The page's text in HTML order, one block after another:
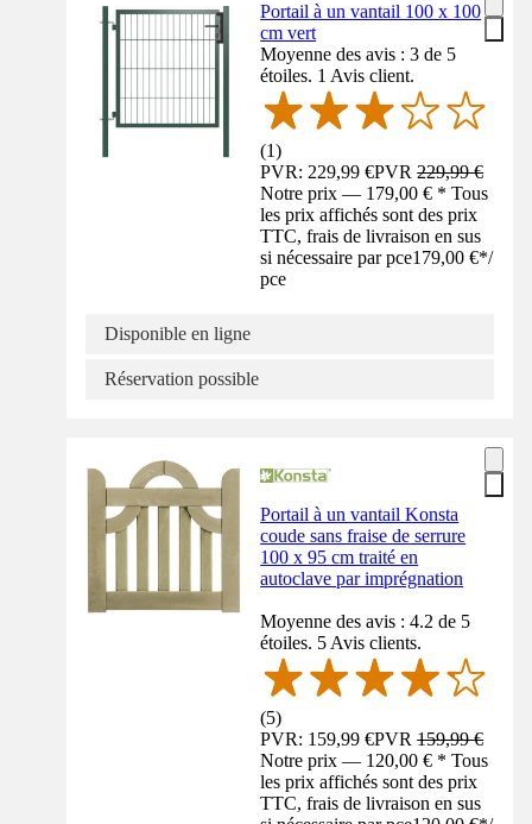
Portail à un vantail 100 x 100
cm vert
Moyenne des avis : 3 de 5
étoiles. 1 Avis client.
(1)
PVR: 229,99 €PVR229,99 €
Notre prix — 179,00 € * Tous
les prix affichés sont des prix
TTC, frais de livraison en sus
si nécessaire par pce179,00 €*/
pce
Disponible en ligne
Réservation possible
Portail à un vantail Konsta
coude sans fraise de serrure
100 x 95 cm traité en
autoclave par imprégnation
Moyenne des avis : 4.2 de 5
étoiles. 5 Avis clients.
(5)
PVR: 159,99 €PVR159,99 €
Notre prix — 120,00 € * Tous
les prix affichés sont des prix
TTC, frais de livraison en sus